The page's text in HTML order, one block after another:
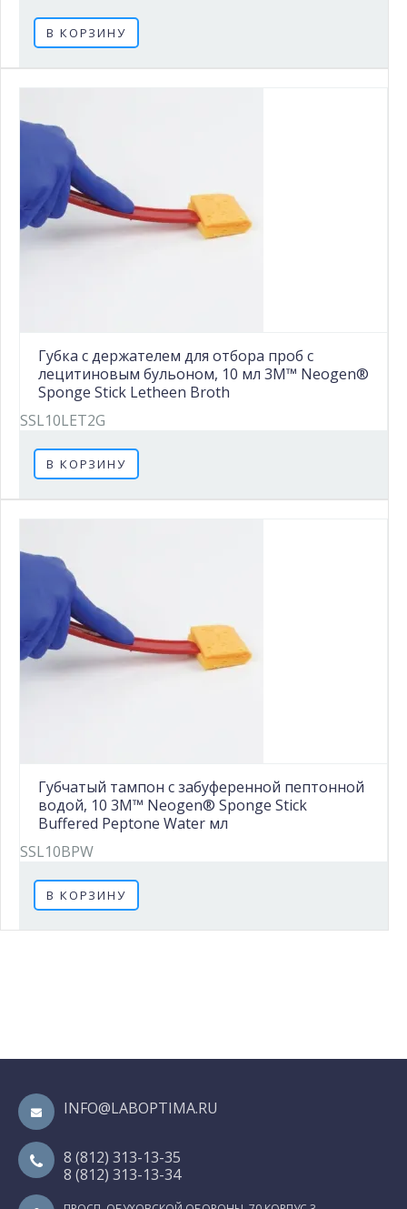
В КОРЗИНУ
Губка с держателем для отбора проб c
лецитиновым бульоном, 10 мл 3M™ Neogen®
Sponge Stick Letheen Broth
SSL10LET2G
В КОРЗИНУ
Губчатый тампон с забуференной пептонной
водой, 10 3M™ Neogen® Sponge Stick
Buffered Peptone Water мл
SSL10BPW
В КОРЗИНУ
INFO@LABOPTIMA.RU
8 (812) 313-13-35
8 (812) 313-13-34